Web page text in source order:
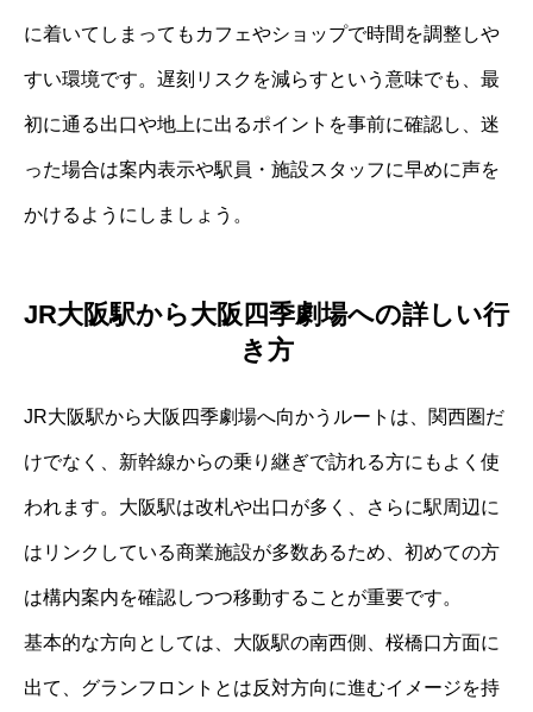
に着いてしまってもカフェやショップで時間を調整しや
すい環境です。遅刻リスクを減らすという意味でも、最
初に通る出口や地上に出るポイントを事前に確認し、迷
った場合は案内表示や駅員・施設スタッフに早めに声を
かけるようにしましょう。
JR大阪駅から大阪四季劇場への詳しい行
き方
JR大阪駅から大阪四季劇場へ向かうルートは、関西圏だ
けでなく、新幹線からの乗り継ぎで訪れる方にもよく使
われます。大阪駅は改札や出口が多く、さらに駅周辺に
はリンクしている商業施設が多数あるため、初めての方
は構内案内を確認しつつ移動することが重要です。
基本的な方向としては、大阪駅の南西側、桜橋口方面に
出て、グランフロントとは反対方向に進むイメージを持